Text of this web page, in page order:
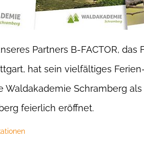
Partners B-FACTOR,
hat sein vielfältiges
Waldakademie Schramberg
feierlich eröffnet.